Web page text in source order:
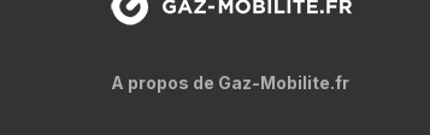
A propos de Gaz-Mobilite.fr